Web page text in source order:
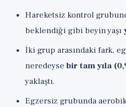
Hareketsiz kontrol
beklendiği gibi beyin yaşı
İki grup arasındaki fark,
neredeyse bir tam yıla
yaklaştı.
Egzersiz grubunda